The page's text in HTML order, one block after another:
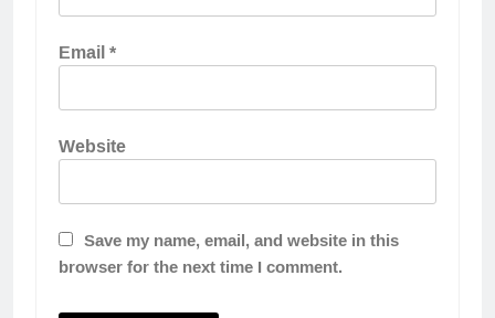
Email*
Website
Save my name, email, and website in this
browser for the next time I comment.